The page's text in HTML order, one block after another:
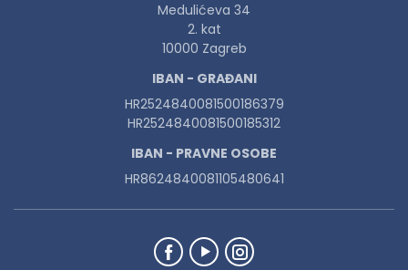
Medulićeva 34
2. kat
10000 Zagreb
IBAN - GRAĐANI
HR2524840081500186379
HR2524840081500185312
IBAN - PRAVNE OSOBE
HR8624840081105480641